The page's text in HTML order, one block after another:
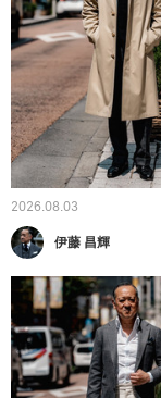
2026.08.03
伊藤 昌輝